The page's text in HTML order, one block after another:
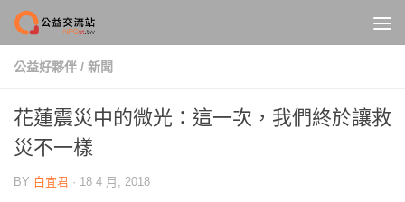
Skip to content
公益好夥伴 / 新聞
花蓮震災中的微光：這一次，我們終於讓救
災不一樣
BY 白宜君 · 18 4 月, 2018